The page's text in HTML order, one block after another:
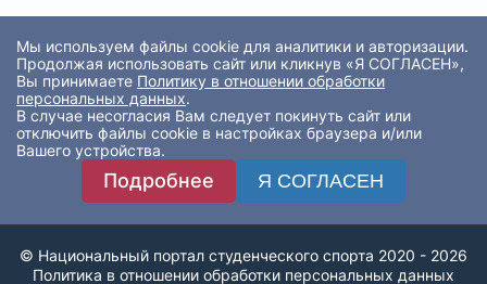
Мы используем файлы cookie для аналитики и авторизации.
Продолжая использовать сайт или кликнув «Я СОГЛАСЕН»,
Вы принимаете Политику в отношении обработки
персональных данных.
В случае несогласия Вам следует покинуть сайт или
отключить файлы cookie в настройках браузера и/или
Вашего устройства.
Подробнее Я СОГЛАСЕН
Политика в отношении обработки персональных данных
© Национальный портал студенческого спорта 2020 - 2026